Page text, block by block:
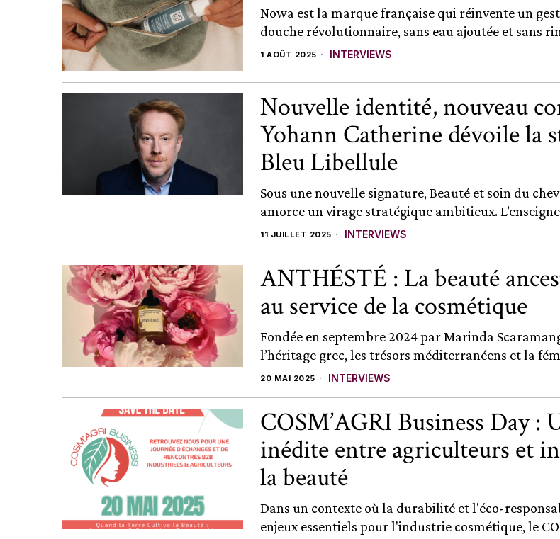
Nowa est la marque française qui réinvente un
douche révolutionnaire, sans eau ajoutée et sans
1 AOÛT 2025 INTERVIEWS
Nouvelle identité, nouveau
Yohann Catherine dévoile la
Bleu Libellule
Sous une nouvelle signature, Beauté et soin du
amorce un virage stratégique ambitieux.
11 JUILLET 2025 INTERVIEWS
ANTHÉSTÉ : La beauté
au service de la cosmétique
Fondée en septembre 2024 par Marinda
l’héritage grec, les trésors méditerranéens et la
20 MAI 2025 INTERVIEWS
COSM’AGRI Business Day :
inédite entre agriculteurs et
la beauté
Dans un contexte où la durabilité et l'éco-
enjeux essentiels pour l'industrie cosmétique, le